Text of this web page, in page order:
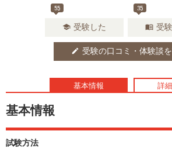
55
school 受験した
35
menu_book 受
edit 受験の口コミ・体験談を
基本情報 詳
基本情報
試験方法